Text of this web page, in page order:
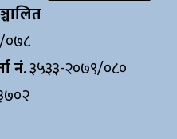
०७८
नं.३५३३-२०७९/०८०